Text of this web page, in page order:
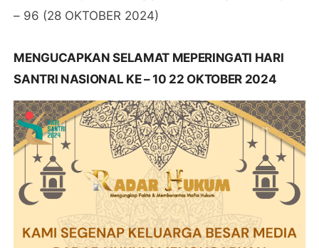
– 96 (28 OKTOBER 2024)
MENGUCAPKAN SELAMAT MEPERINGATI HARI
SANTRI NASIONAL KE – 10 22 OKTOBER 2024